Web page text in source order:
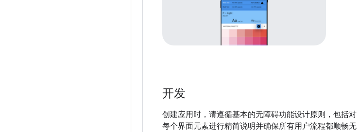
开发
创建应用时，请遵循基本的无障碍功能设计原则，包括对
每个界面元素进行精简说明并确保所有用户流程都顺畅无